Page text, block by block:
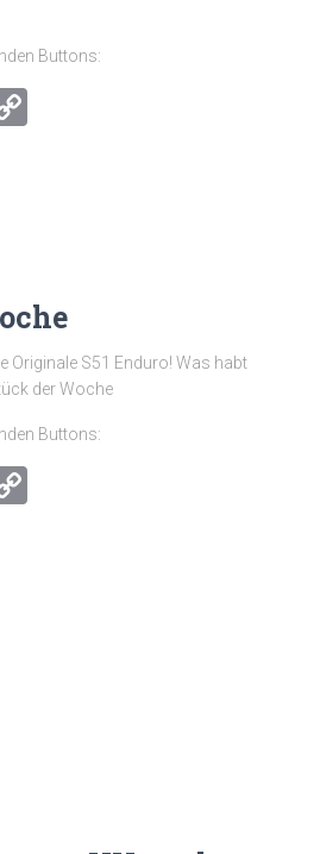
Buttons:
Originale S51 Enduro! Was habt
der Woche
Buttons: